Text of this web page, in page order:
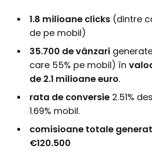
1.8 milioane clicks(dintre
de pe mobil)
35.700 de vânzari
care 55% pe mobil) în
de 2.1 milioane euro.
rata de conversie2.51%
1.69% mobil.
comisioane totale
€120.500